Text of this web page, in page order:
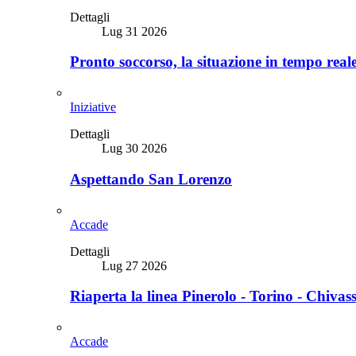
Dettagli
Lug 31 2026
Pronto soccorso, la situazione in tempo
Iniziative
Dettagli
Lug 30 2026
Aspettando San Lorenzo
Accade
Dettagli
Lug 27 2026
Riaperta la linea Pinerolo - Torino -
Accade